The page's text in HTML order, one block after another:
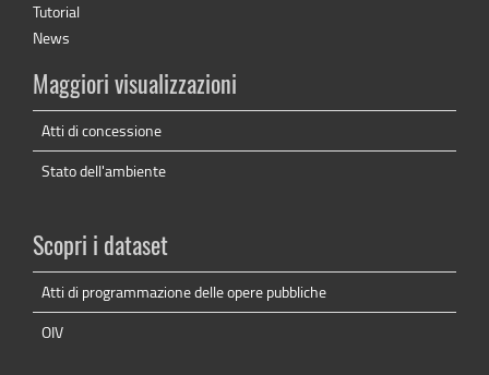
Tutorial
News
Maggiori visualizzazioni
Atti di concessione
Stato dell'ambiente
Scopri i dataset
Atti di programmazione delle opere pubbliche
OIV